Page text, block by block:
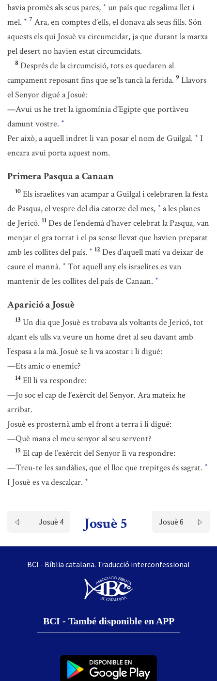
havia promès als seus pares, * un país que regalima llet i
mel. * 7 Ara, en comptes d’ells, el donava als seus fills. Són
aquests els qui Josuè va circumcidar, ja que durant la marxa
pel desert no havien estat circumcidats.
8 Després de la circumcisió, tots es quedaren al
campament reposant fins que se’ls tancà la ferida. 9 Llavors
el Senyor digué a Josuè:
—Avui us he tret la ignomínia d’Egipte que portàveu
damunt vostre. *
Per això, a aquell indret li van posar el nom de Guilgal. * I
encara avui porta aquest nom.
Primera Pasqua a Canaan
10 Els israelites van acampar a Guilgal i celebraren la festa
de Pasqua, el vespre del dia catorze del mes, * a les planes
de Jericó. 11 Des de l’endemà d’haver celebrat la Pasqua, van
menjar el gra torrat i el pa sense llevat que havien preparat
amb les collites del país. * 12 Des d’aquell matí va deixar de
caure el mannà. * Tot aquell any els israelites es van
mantenir de les collites del país de Canaan. *
Aparició a Josuè
13 Un dia que Josuè es trobava als voltants de Jericó, tot
alçant els ulls va veure un home dret al seu davant amb
l’espasa a la mà. Josuè se li va acostar i li digué:
—Ets amic o enemic?
14 Ell li va respondre:
—Jo soc el cap de l’exèrcit del Senyor. Ara mateix he
arribat.
Josuè es prosternà amb el front a terra i li digué:
—Què mana el meu senyor al seu servent?
15 El cap de l’exèrcit del Senyor li va respondre:
—Treu-te les sandàlies, que el lloc que trepitges és sagrat. *
I Josuè es va descalçar. *
Josuè 4 Josuè 5 Josuè 6
BCI - Bíblia catalana. Traducció interconfessional
BCI - També disponible en APP